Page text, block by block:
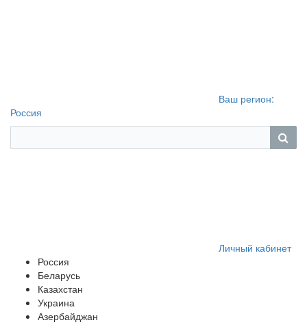
Ваш регион:
Россия
Личный кабинет
Россия
Беларусь
Казахстан
Украина
Азербайджан